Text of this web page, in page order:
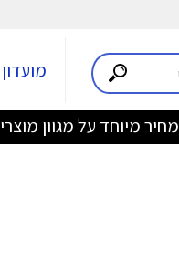
מועדון My Bug
מחיר מיוחד על מגוון מוצרי PETKIT לחברי מועדון >>